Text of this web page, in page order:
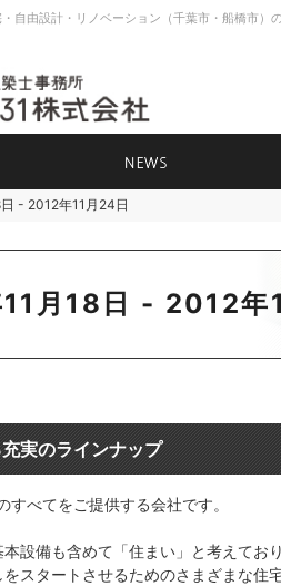
日 - 2012年11月24日
月18日 - 2012年
実のラインナップ
すべてをご提供する会社です。
設備も含めて「住まい」と考えてお
スタートさせるためのさまざまな住
- 2012年11月24日